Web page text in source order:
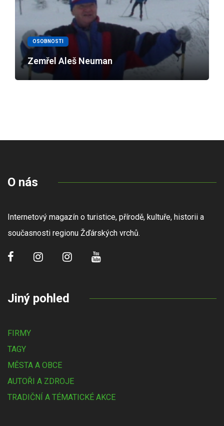
OSOBNOSTI
Zemřel Aleš Neuman
O nás
Internetový magazín o turistice, přírodě, kultuře, historii a
současnosti regionu Žďárských vrchů.
Jiný pohled
FIRMY
TAGY
MĚSTA A OBCE
AUTOŘI A ZDROJE
TRADIČNÍ A TÉMATICKÉ AKCE